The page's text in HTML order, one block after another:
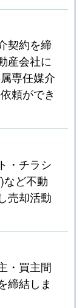
契約を締
産会社に
専任媒介
頼ができ
・チラシ
など不動
売却活動
・買主間
締結しま